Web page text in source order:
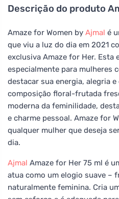
Descrição do produto
Amaze for Women by Ajmal é
que viu a luz do dia em 2021
exclusiva Amaze for Her. Esta
especialmente para mulheres
destacar sua energia, alegria
composição floral-frutada
moderna da feminilidade,
e charme pessoal. Amaze for
qualquer mulher que deseja
dia.
Ajmal Amaze for Her 75 ml é
atua como um elogio suave –
naturalmente feminina. Cria